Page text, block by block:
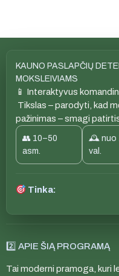
KAUNO PASLAPČIŲ
MOKSLEIVIAMS
📱 Interaktyvus
Tikslas – parodyti, kad
pažinimas – smagi
👥 10–50
asm.
🕰 nuo
val.
Tinka:
2️⃣ APIE ŠIĄ PROGRAMĄ
Tai moderni pramoga, kuri